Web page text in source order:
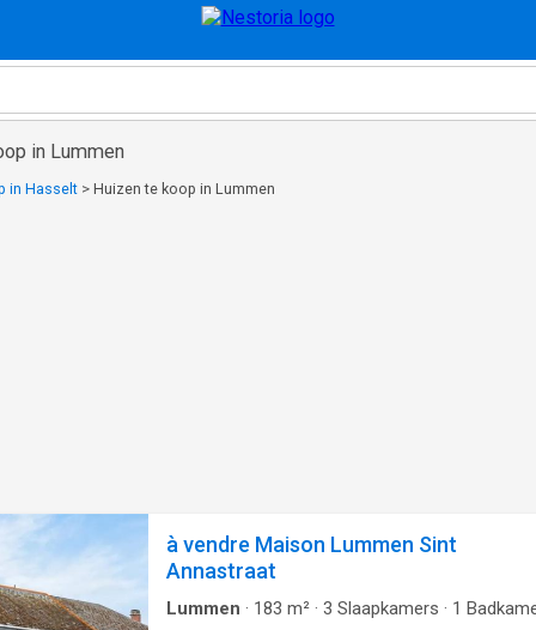
in Lummen
in Hasselt > Huizen te koop in Lummen
à vendre Maison Lummen Sint
Annastraat
Lummen · 183 m² · 3 Slaapkamers · 1